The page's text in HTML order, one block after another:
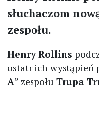
słuchaczom
zespołu.
Henry Rollins
ostatnich wystąpień
A” zespołu Trupa